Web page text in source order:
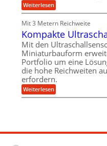
e
n
w
i
c
k
e
l
t
g
e
l
l
a
g
e
r
e
l
U
m
s
a
t
z
k
n
a
p
p
V
Weiterlesen:
M
s
c
h
i
n
e
n
b
a
u
:
c
Mit 3 Metern Reichweite
Kompakte
Mit den
Miniaturbauform
Portfolio um eine
die hohe Reichweiten
erfordern.
Weiterlesen:
K
k